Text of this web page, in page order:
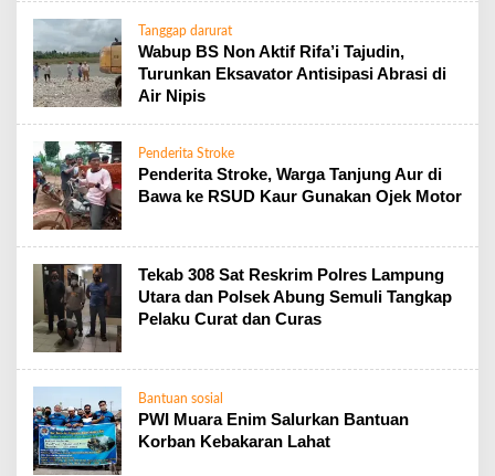
Tanggap darurat
Wabup BS Non Aktif Rifa’i Tajudin,
Turunkan Eksavator Antisipasi Abrasi di
Air Nipis
Penderita Stroke
Penderita Stroke, Warga Tanjung Aur di
Bawa ke RSUD Kaur Gunakan Ojek Motor
Tekab 308 Sat Reskrim Polres Lampung
Utara dan Polsek Abung Semuli Tangkap
Pelaku Curat dan Curas
Bantuan sosial
PWI Muara Enim Salurkan Bantuan
Korban Kebakaran Lahat